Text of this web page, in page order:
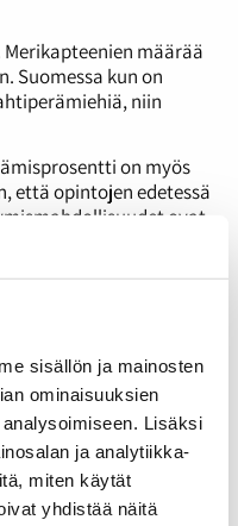
sisällön ja mainosten
ominaisuuksien
Lisäksi
ja analytiikka-
miten käytät
yhdistää näitä
määrää
Suomessa kun on
niin
on myös
että opintojen edetessä
ovat
työn saaminen on
töitä myös
kuitenkin mahdollista
merenkulku, jos tämä
niin vähän varustamoja
Norjaan. Työpaikkoja